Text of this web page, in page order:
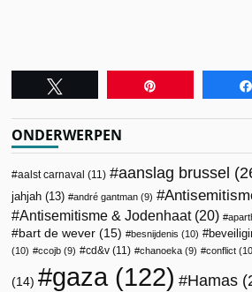
ONDERWERPEN
aalst carnaval (11) aanslag brussel
jahjah (13) andré gantman (9)
Antisemitisme & Jodenhaat(20)
bart de wever (15) besnijdenis (10)
(10)
ccojb (9) cd&v (11) chanoeka (9) conflict
(14) gaza (122) Hamas